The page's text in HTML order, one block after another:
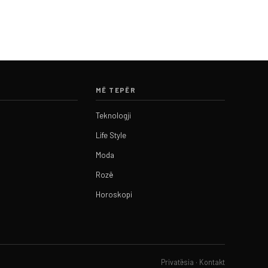
MË TEPËR
Teknologji
Life Style
Moda
Rozë
Horoskopi
Privatësia · Kontakt